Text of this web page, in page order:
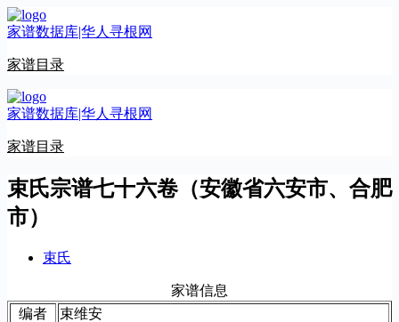
跳
至
容
家谱数据库|华人寻根网
家谱目录
家谱数据库|华人寻根网
家谱目录
束氏宗谱七十六卷（安徽省六安市、合肥
市）
束氏
家谱信息
编者
束维安